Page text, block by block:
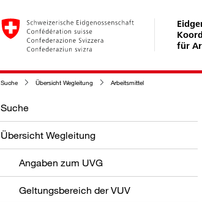
für
Suche Übersicht Wegleitung Arbeitsmittel
Suche
Übersicht Wegleitung
Angaben zum UVG
Geltungsbereich der VUV